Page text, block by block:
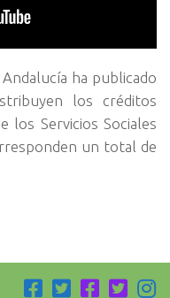
ha publicado
los créditos
los Servicios Sociales
un total de